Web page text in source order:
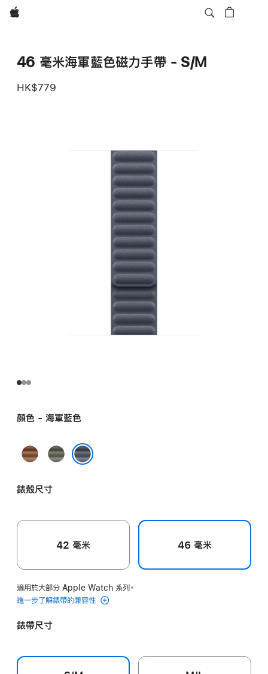
Apple
46 毫米海軍藍色磁力手帶 - S/M
HK$779
顏色 - 海軍藍色
焦
色
鼠
草
錶殼尺寸
42 毫米 46 毫米
適用於大部分 Apple Watch 系列。
進一步了解錶帶的兼容性
錶帶尺寸